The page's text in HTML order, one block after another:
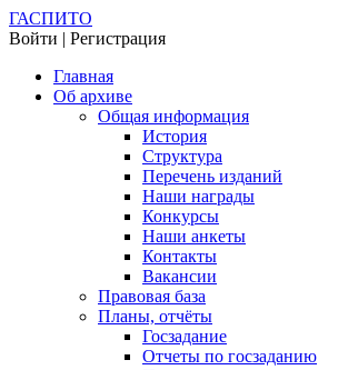
ГАСПИТО
Войти | Регистрация
Главная
Об архиве
Общая информация
История
Структура
Перечень изданий
Наши награды
Конкурсы
Наши анкеты
Контакты
Вакансии
Правовая база
Планы, отчёты
Госзадание
Отчеты по госзаданию